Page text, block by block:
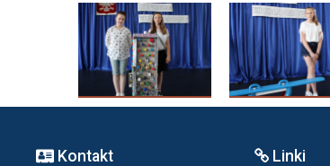
Kontakt Linki